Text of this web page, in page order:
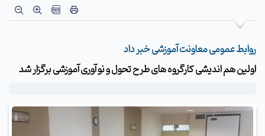
روابط عمومی معاونت آموزشی خبر داد
اولین هم اندیشی کارگروه های طرح تحول و نو آوری آموزشی برگزار شد